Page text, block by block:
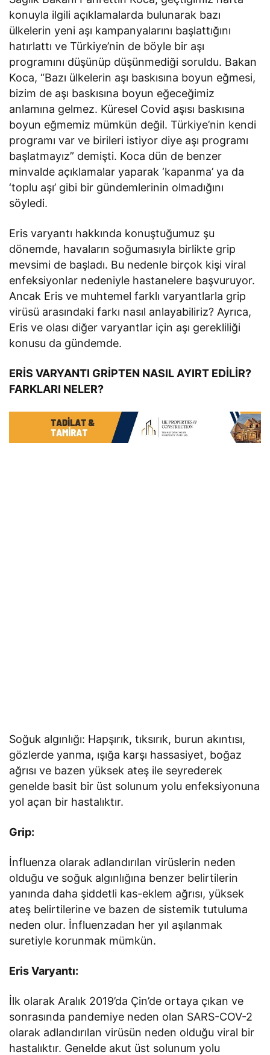
konuyla ilgili açıklamalarda bulunarak bazı
ülkelerin yeni aşı kampanyalarını başlattığını
hatırlattı ve Türkiye’nin de böyle bir aşı
programını düşünüp düşünmediği soruldu. Bakan
Koca, “Bazı ülkelerin aşı baskısına boyun eğmesi,
bizim de aşı baskısına boyun eğeceğimiz
anlamına gelmez. Küresel Covid aşısı baskısına
boyun eğmemiz mümkün değil. Türkiye’nin kendi
programı var ve birileri istiyor diye aşı programı
başlatmayız” demişti. Koca dün de benzer
minvalde açıklamalar yaparak ‘kapanma’ ya da
‘toplu aşı’ gibi bir gündemlerinin olmadığını
söyledi.
Eris varyantı hakkında konuştuğumuz şu
dönemde, havaların soğumasıyla birlikte grip
mevsimi de başladı. Bu nedenle birçok kişi viral
enfeksiyonlar nedeniyle hastanelere başvuruyor.
Ancak Eris ve muhtemel farklı varyantlarla grip
virüsü arasındaki farkı nasıl anlayabiliriz? Ayrıca,
Eris ve olası diğer varyantlar için aşı gerekliliği
konusu da gündemde.
ERİS VARYANTI GRİPTEN NASIL AYIRT EDİLİR?
FARKLARI NELER?
Soğuk algınlığı: Hapşırık, tıksırık, burun akıntısı,
gözlerde yanma, ışığa karşı hassasiyet, boğaz
ağrısı ve bazen yüksek ateş ile seyrederek
genelde basit bir üst solunum yolu enfeksiyonuna
yol açan bir hastalıktır.
Grip:
İnfluenza olarak adlandırılan virüslerin neden
olduğu ve soğuk algınlığına benzer belirtilerin
yanında daha şiddetli kas-eklem ağrısı, yüksek
ateş belirtilerine ve bazen de sistemik tutuluma
neden olur. İnfluenzadan her yıl aşılanmak
suretiyle korunmak mümkün.
Eris Varyantı:
İlk olarak Aralık 2019’da Çin’de ortaya çıkan ve
sonrasında pandemiye neden olan SARS-COV-2
olarak adlandırılan virüsün neden olduğu viral bir
hastalıktır. Genelde akut üst solunum yolu